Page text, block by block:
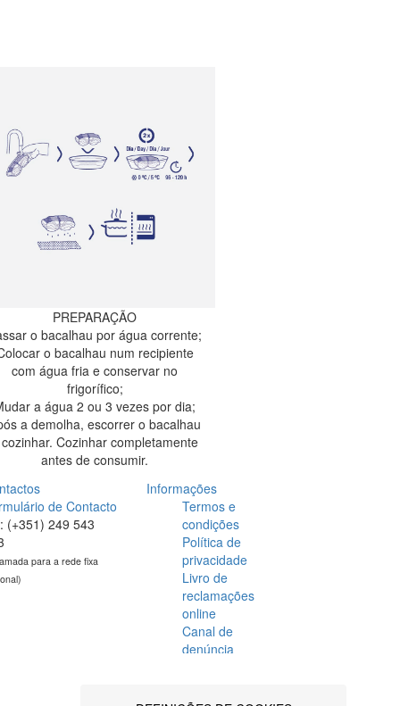
PREPARAÇÃO
o bacalhau por água corrente;
o bacalhau num recipiente
com água fria e conservar no
frigorífico;
a água 2 ou 3 vezes por dia;
a demolha, escorrer o bacalhau
Cozinhar completamente
antes de consumir.
de Contacto
(+351) 249 543
para a rede fixa
Informações
Termos e
condições
Política de
privacidade
Livro de
reclamações
online
Canal de
denúncia